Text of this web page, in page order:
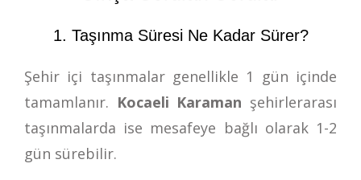
1. Taşınma Süresi Ne Kadar Sürer?
Şehir içi taşınmalar genellikle 1 gün içinde
tamamlanır. Kocaeli Karaman şehirlerarası
taşınmalarda ise mesafeye bağlı olarak 1-2
gün sürebilir.